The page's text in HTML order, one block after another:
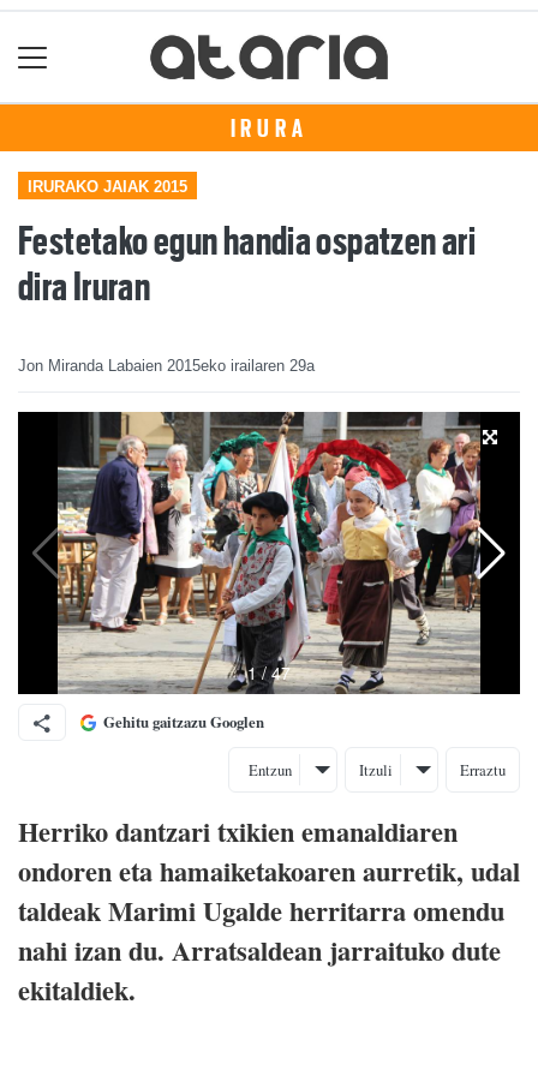
IRURA
IRURAKO JAIAK 2015
Festetako egun handia ospatzen ari
dira Iruran
Jon Miranda Labaien 2015eko irailaren 29a
Gehitu gaitzazu Googlen
Entzun Itzuli Erraztu
Herriko dantzari txikien emanaldiaren
ondoren eta hamaiketakoaren aurretik, udal
taldeak Marimi Ugalde herritarra omendu
nahi izan du. Arratsaldean jarraituko dute
ekitaldiek.